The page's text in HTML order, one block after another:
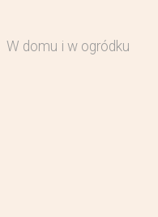
W domu i w ogródku